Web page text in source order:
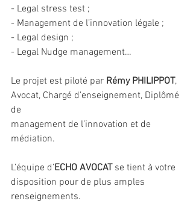
- Legal stress test ;
- Management de l’innovation légale ;
- Legal design ;
- Legal Nudge management…
Le projet est piloté par Rémy PHILIPPOT,
Avocat, Chargé d’enseignement, Diplômé
de
management de l’innovation et de
médiation.
L’équipe d’ECHO AVOCAT se tient à votre
disposition pour de plus amples
renseignements.